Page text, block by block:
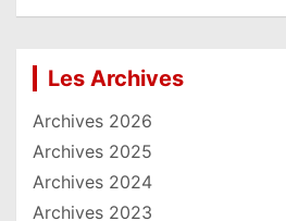
Les Archives
Archives 2026
Archives 2025
Archives 2024
Archives 2023